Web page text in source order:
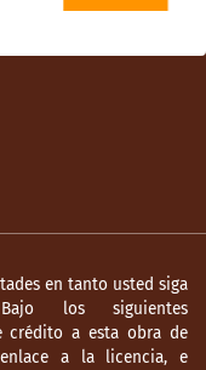
en tanto usted siga
los siguientes
crédito a esta obra de
enlace a la licencia, e